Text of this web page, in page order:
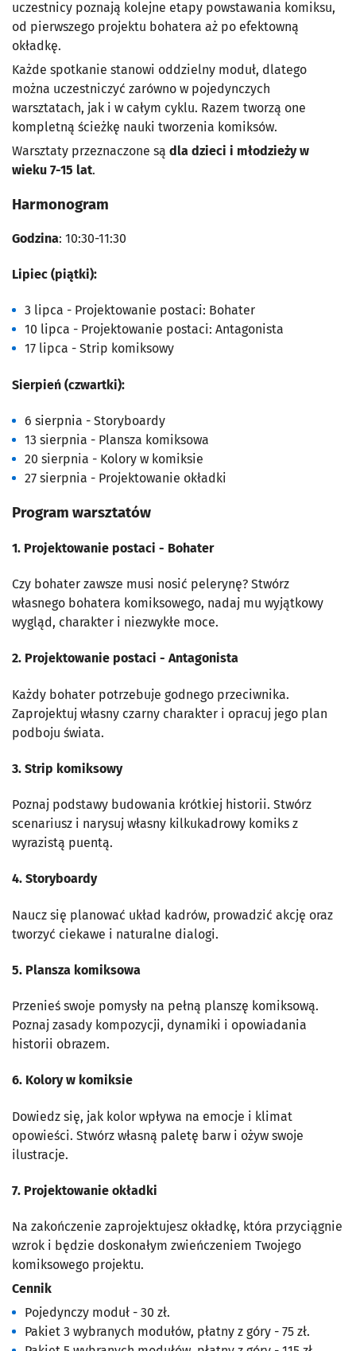
uczestnicy poznają kolejne etapy powstawania komiksu,
od pierwszego projektu bohatera aż po efektowną
okładkę.
Każde spotkanie stanowi oddzielny moduł, dlatego
można uczestniczyć zarówno w pojedynczych
warsztatach, jak i w całym cyklu. Razem tworzą one
kompletną ścieżkę nauki tworzenia komiksów.
Warsztaty przeznaczone są dla dzieci i młodzieży w
wieku 7-15 lat.
Harmonogram
Godzina: 10:30-11:30
Lipiec (piątki):
3 lipca - Projektowanie postaci: Bohater
10 lipca - Projektowanie postaci: Antagonista
17 lipca - Strip komiksowy
Sierpień (czwartki):
6 sierpnia - Storyboardy
13 sierpnia - Plansza komiksowa
20 sierpnia - Kolory w komiksie
27 sierpnia - Projektowanie okładki
Program warsztatów
1. Projektowanie postaci - Bohater
Czy bohater zawsze musi nosić pelerynę? Stwórz
własnego bohatera komiksowego, nadaj mu wyjątkowy
wygląd, charakter i niezwykłe moce.
2. Projektowanie postaci - Antagonista
Każdy bohater potrzebuje godnego przeciwnika.
Zaprojektuj własny czarny charakter i opracuj jego plan
podboju świata.
3. Strip komiksowy
Poznaj podstawy budowania krótkiej historii. Stwórz
scenariusz i narysuj własny kilkukadrowy komiks z
wyrazistą puentą.
4. Storyboardy
Naucz się planować układ kadrów, prowadzić akcję oraz
tworzyć ciekawe i naturalne dialogi.
5. Plansza komiksowa
Przenieś swoje pomysły na pełną planszę komiksową.
Poznaj zasady kompozycji, dynamiki i opowiadania
historii obrazem.
6. Kolory w komiksie
Dowiedz się, jak kolor wpływa na emocje i klimat
opowieści. Stwórz własną paletę barw i ożyw swoje
ilustracje.
7. Projektowanie okładki
Na zakończenie zaprojektujesz okładkę, która przyciągnie
wzrok i będzie doskonałym zwieńczeniem Twojego
komiksowego projektu.
Cennik
Pojedynczy moduł - 30 zł.
Pakiet 3 wybranych modułów, płatny z góry - 75 zł.